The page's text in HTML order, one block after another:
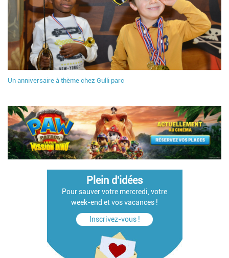
Un anniversaire à thème chez Gulli parc
Plein d'idées
Pour sauver votre mercredi, votre
week-end et vos vacances !
Inscrivez-vous !